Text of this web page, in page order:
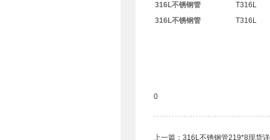
316L不锈钢管
T316L
316L不锈钢管
T316L
0
上一篇： 316L不锈钢管219*8现货